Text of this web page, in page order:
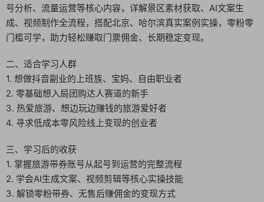
号分析、流量运营等核心内容，详解景区素材获取、AI文案生
成、视频制作全流程，搭配北京、哈尔滨真实案例实操，零粉零
门槛可学，助力轻松赚取门票佣金、长期稳定变现。
二、适合学习人群
1. 想做抖音副业的上班族、宝妈、自由职业者
2. 零基础想入局团购达人赛道的新手
3. 热爱旅游、想边玩边赚钱的旅游爱好者
4. 寻求低成本零风险线上变现的创业者
三、学习后的收获
1. 掌握旅游带券账号从起号到运营的完整流程
2. 学会AI生成文案、视频剪辑等核心实操技能
3. 解锁零粉带券、无售后赚佣金的变现方式